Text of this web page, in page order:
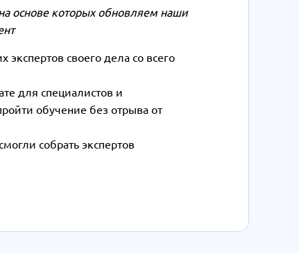
основе которых обновляем наши
своего дела со всего
для специалистов и
обучение без отрыва от
собрать экспертов